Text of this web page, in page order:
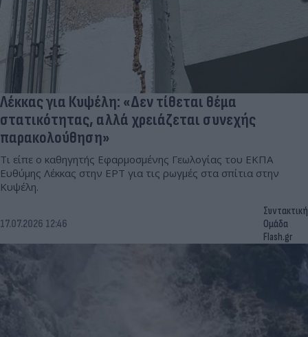
Λέκκας για Κυψέλη: «Δεν τίθεται θέμα
στατικότητας, αλλά χρειάζεται συνεχής
παρακολούθηση»
Τι είπε ο καθηγητής Εφαρμοσμένης Γεωλογίας του ΕΚΠΑ
Ευθύμης Λέκκας στην ΕΡΤ για τις ρωγμές στα σπίτια στην
Κυψέλη.
17.07.2026 12:46
Συντακτική
Ομάδα
Flash.gr